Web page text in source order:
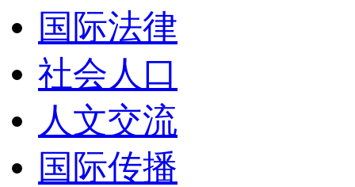
国际法律
社会人口
人文交流
国际传播